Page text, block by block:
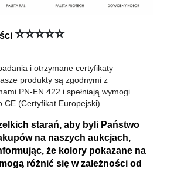
⭐⭐⭐⭐⭐
i otrzymane certyfikaty
produkty są zgodnymi z
PN-EN 422 i spełniają wymogi
CE (Certyfikat Europejski).
starań, aby byli Państwo
na naszych aukcjach,
że kolory pokazane na
różnić się w zależności od